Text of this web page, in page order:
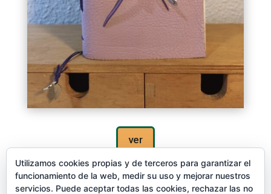
ver
Utilizamos cookies propias y de terceros para garantizar el
funcionamiento de la web, medir su uso y mejorar nuestros
servicios. Puede aceptar todas las cookies, rechazar las no